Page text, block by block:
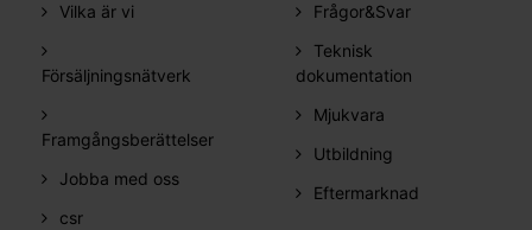
Vilka är vi
Försäljningsnätverk
Framgångsberättelser
Jobba med oss
csr
Frågor&Svar
Teknisk
dokumentation
Mjukvara
Utbildning
Eftermarknad